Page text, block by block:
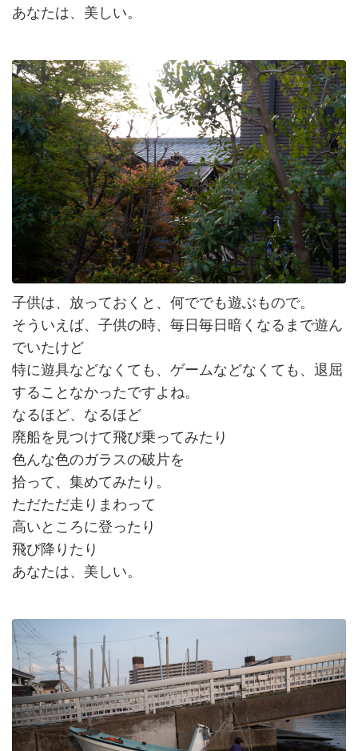
あなたは、美しい。
子供は、放っておくと、何ででも遊ぶもので。
そういえば、子供の時、毎日毎日暗くなるまで遊ん
でいたけど
特に遊具などなくても、ゲームなどなくても、退屈
することなかったですよね。
なるほど、なるほど
廃船を見つけて飛び乗ってみたり
色んな色のガラスの破片を
拾って、集めてみたり。
ただただ走りまわって
高いところに登ったり
飛び降りたり
あなたは、美しい。